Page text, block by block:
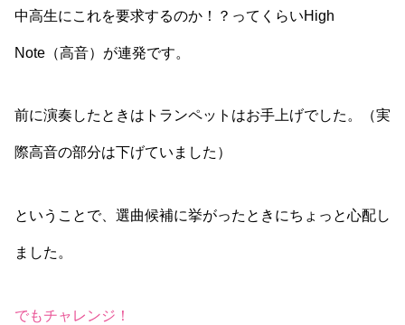
中高生にこれを要求するのか！？ってくらいHigh
Note（高音）が連発です。
前に演奏したときはトランペットはお手上げでした。（実
際高音の部分は下げていました）
ということで、選曲候補に挙がったときにちょっと心配し
ました。
でもチャレンジ！